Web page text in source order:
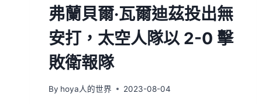
弗蘭貝爾·瓦爾迪茲投出無
安打，太空人隊以 2-0 擊
敗衛報隊
By hoya人的世界 2023-08-04